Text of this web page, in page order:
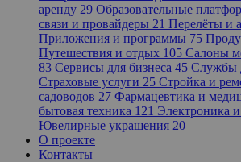
аренду 29 Образовательные
связи и провайдеры 21 Перелёты и
Приложения и программы 75
Путешествия и отдых 105 Салоны
83 Сервисы для бизнеса 45 Службы
Страховые услуги 25 Стройка и
садоводов 27 Фармацевтика и
бытовая техника 121 Электроника
Ювелирные украшения 20
О проекте
Контакты